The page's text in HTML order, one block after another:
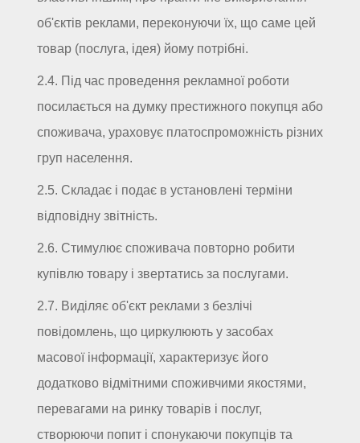
об'єктів реклами, переконуючи їх, що саме цей
товар (послуга, ідея) йому потрібні.
2.4. Під час проведення рекламної роботи
посилається на думку престижного покупця або
споживача, ураховує платоспроможність різних
груп населення.
2.5. Складає і подає в установлені терміни
відповідну звітність.
2.6. Стимулює споживача повторно робити
купівлю товару і звертатись за послугами.
2.7. Виділяє об'єкт реклами з безлічі
повідомлень, що циркулюють у засобах
масової інформації, характеризує його
додатково відмітними споживчими якостями,
перевагами на ринку товарів і послуг,
створюючи попит і спонукаючи покупців та